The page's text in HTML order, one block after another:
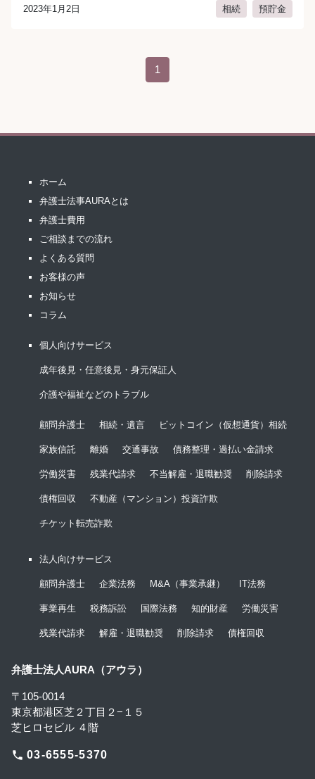
2023年1月2日 相続 預貯金
投稿ナビゲーション1
ホーム
弁護士法事AURAとは
弁護士費用
ご相談までの流れ
よくある質問
お客様の声
お知らせ
コラム
個人向けサービス
成年後見・任意後見・身元保証人
介護や福祉などのトラブル
顧問弁護士 相続・遺言 ビットコイン（仮想通貨）相続
家族信託 離婚 交通事故 債務整理・過払い金請求
労働災害 残業代請求 不当解雇・退職勧奨 削除請求
債権回収 不動産（マンション）投資詐欺
チケット転売詐欺
法人向けサービス
顧問弁護士 企業法務 M&A（事業承継） IT法務
事業再生 税務訴訟 国際法務 知的財産 労働災害
残業代請求 解雇・退職勧奨 削除請求 債権回収
弁護士法人AURA（アウラ）
〒105-0014
東京都港区芝２丁目２−１５
芝ヒロセビル ４階
phone 03-6555-5370